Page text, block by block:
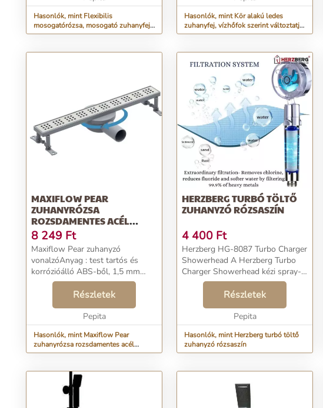
Hasonlók, mint Flexibilis
mosogatórózsa, mosogató zuhanyfej
vízszabályozóval, 50 cm
Hasonlók, mint Kör alakú ledes
zuhanyfej, vízhőfok szerint változtatja
színét
MAXIFLOW PEAR
ZUHANYRÓZSA
ROZSDAMENTES ACÉL
RÁCCSAL, 50CM
8 249 Ft
Maxiflow Pear zuhanyzó
vonalzóAnyag : test tartós és
korrózióálló ABS-ből, 1,5 mm
vastag rozsdamentes acél rács.A
304 rozsdamentes acélból készült
rács eltávolítható, és könnyű
hozzáférést biztosít a ...
Részletek
Pepita
Hasonlók, mint Maxiflow Pear
zuhanyrózsa rozsdamentes acél
ráccsal, 50cm
HERZBERG TURBÓ TÖLTŐ
ZUHANYZÓ RÓZSASZÍN
4 400 Ft
Herzberg HG-8087 Turbo Charger
Showerhead A Herzberg Turbo
Charger Showerhead kézi spray-
vel megkülönböztetett belső
felépítésű és légfelvételi
technológiával rendelkezik. Ez a
vízkiterjesztést kisebb...
Részletek
Pepita
Hasonlók, mint Herzberg turbó töltő
zuhanyzó rózsaszín